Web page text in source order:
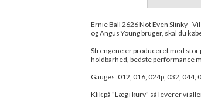
Ernie Ball 2626 Not Even Slinky -
og Angus Young bruger, skal du
Strengene er produceret med
holdbarhed, bedste performance
Gauges .012, 016, 024p, 032, 044,
Klik på "Læg i kurv" så leverer vi